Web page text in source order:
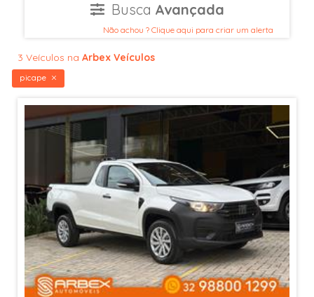
Busca Avançada
Não achou ? Clique aqui para criar um alerta
3 Veículos na Arbex Veículos
picape